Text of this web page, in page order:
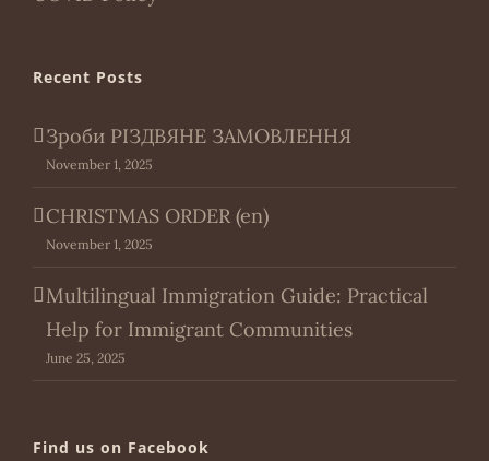
Recent Posts
Зроби РІЗДВЯНЕ ЗАМОВЛЕННЯ
November 1, 2025
CHRISTMAS ORDER (en)
November 1, 2025
Multilingual Immigration Guide: Practical
Help for Immigrant Communities
June 25, 2025
Find us on Facebook